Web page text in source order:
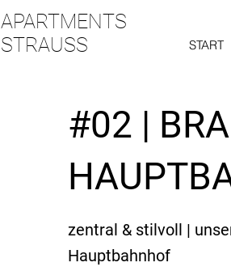
APARTMENTS
STRAUSS
START
#02 |
zentral & stilvoll |
Hauptbahnhof